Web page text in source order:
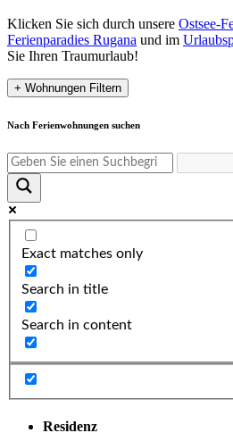
Klicken Sie sich durch unsere Ostsee-
Ferienparadies Rugana und im
Sie Ihren Traumurlaub!
+ Wohnungen Filtern
Nach Ferienwohnungen suchen
Exact matches only
Search in title
Search in content
Residenz